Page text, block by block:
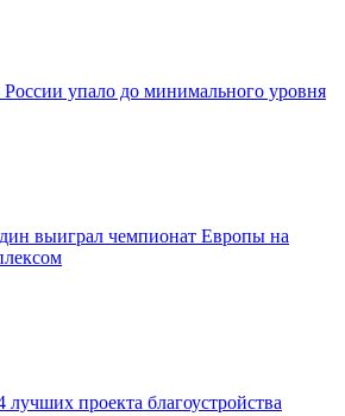
России упало до минимального уровня
выиграл чемпионат Европы на
проекта благоустройства